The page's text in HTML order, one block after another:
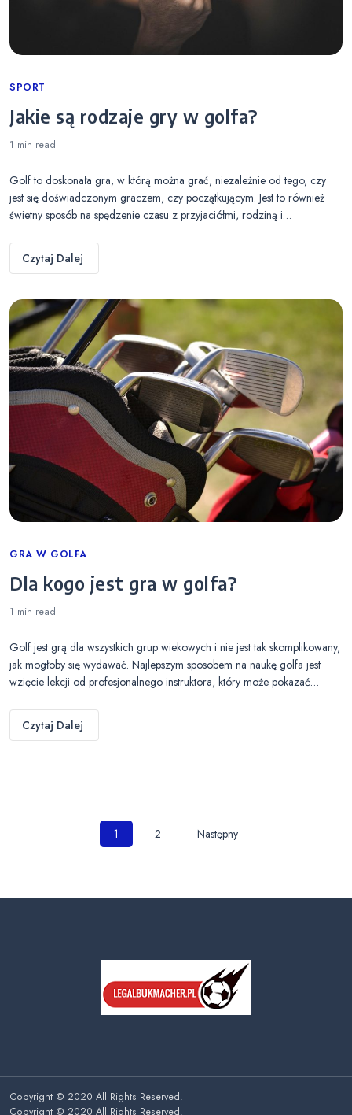
Categories
SPORT
Jakie są rodzaje gry w golfa?
1 min read
Golf to doskonała gra, w którą można grać, niezależnie od tego, czy
jest się doświadczonym graczem, czy początkującym. Jest to również
świetny sposób na spędzenie czasu z przyjaciółmi, rodziną i…
Czytaj Dalej
Categories
GRA W GOLFA
Dla kogo jest gra w golfa?
1 min read
Golf jest grą dla wszystkich grup wiekowych i nie jest tak skomplikowany,
jak mogłoby się wydawać. Najlepszym sposobem na naukę golfa jest
wzięcie lekcji od profesjonalnego instruktora, który może pokazać…
Czytaj Dalej
Nawigacja
1 2 Następny
Copyright © 2020 All Rights Reserved.
Copyright © 2020 All Rights Reserved.